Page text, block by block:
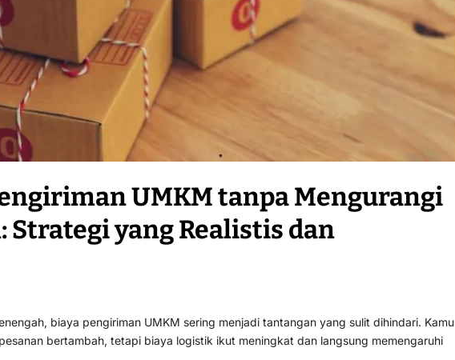
UMKM tanpa Mengurangi
Strategi yang Realistis dan
biaya pengiriman UMKM sering menjadi tantangan yang sulit dihindari. Kamu
bertambah, tetapi biaya logistik ikut meningkat dan langsung memengaruhi